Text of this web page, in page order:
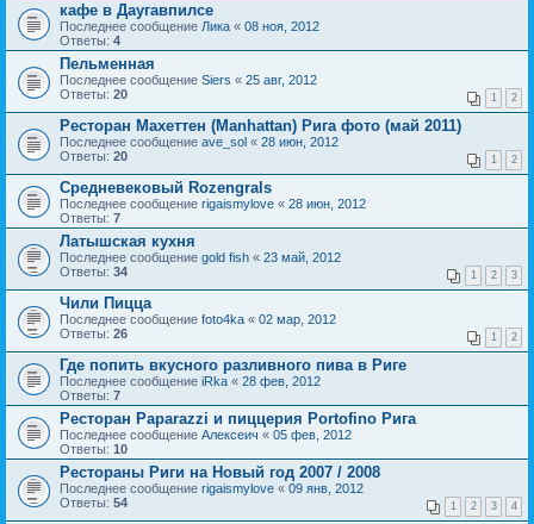
кафе в Даугавпилсе
Последнее сообщение Лика « 08 ноя, 2012
Ответы: 4
Пельменная
Последнее сообщение Siers « 25 авг, 2012
Ответы: 20 1 2
Ресторан Махеттен (Manhattan) Рига фото (май 2011)
Последнее сообщение ave_sol « 28 июн, 2012
Ответы: 20 1 2
Средневековый Rozengrals
Последнее сообщение rigaismylove « 28 июн, 2012
Ответы: 7
Латышская кухня
Последнее сообщение gold fish « 23 май, 2012
Ответы: 34 1 2 3
Чили Пицца
Последнее сообщение foto4ka « 02 мар, 2012
Ответы: 26 1 2
Где попить вкусного разливного пива в Риге
Последнее сообщение iRka « 28 фев, 2012
Ответы: 7
Ресторан Paparazzi и пиццерия Portofino Рига
Последнее сообщение Алексеич « 05 фев, 2012
Ответы: 10
Рестораны Риги на Новый год 2007 / 2008
Последнее сообщение rigaismylove « 09 янв, 2012
Ответы: 54 1 2 3 4